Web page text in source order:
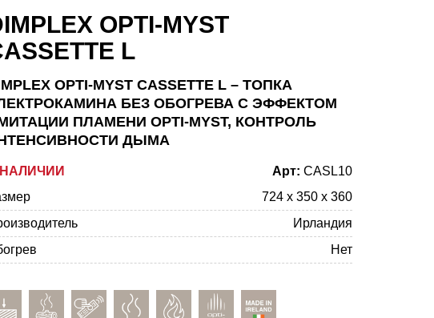
OPTI-MYST
L
OPTI-MYST CASSETTE L – ТОПКА
БЕЗ ОБОГРЕВА С ЭФФЕКТОМ
ПЛАМЕНИ OPTI-MYST, КОНТРОЛЬ
ДЫМА
Арт: CASL10
724 x 350 x 360
Ирландия
Нет